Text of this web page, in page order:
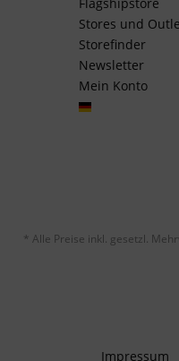
Stores und
Storefinder
Newsletter
Mein Konto
* Alle Preise inkl. gesetzl.
Impressum